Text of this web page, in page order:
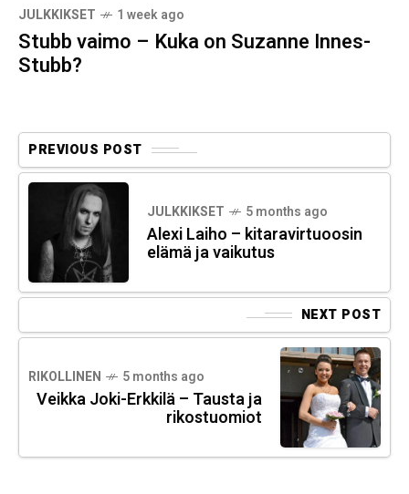
JULKKIKSET 1 week ago
Stubb vaimo – Kuka on Suzanne Innes-
Stubb?
PREVIOUS POST
JULKKIKSET 5 months ago
Alexi Laiho – kitaravirtuoosin
elämä ja vaikutus
NEXT POST
RIKOLLINEN 5 months ago
Veikka Joki-Erkkilä – Tausta ja
rikostuomiot